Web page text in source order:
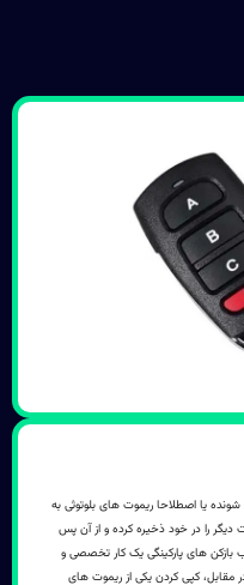
۴۳۳ ریموت های کپی شونده یا اصطلاحا ریموت های بلوتوثی به
دیگر را در خود ذخیره کرده و از آن پس
بازکن های پارکینگی یک کار تخصصی و
مقابل، کپی کردن یکی از ریموت های